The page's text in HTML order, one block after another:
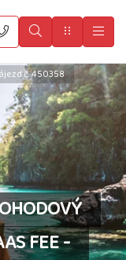
VyhledatMenu
č. 450358
FEE -